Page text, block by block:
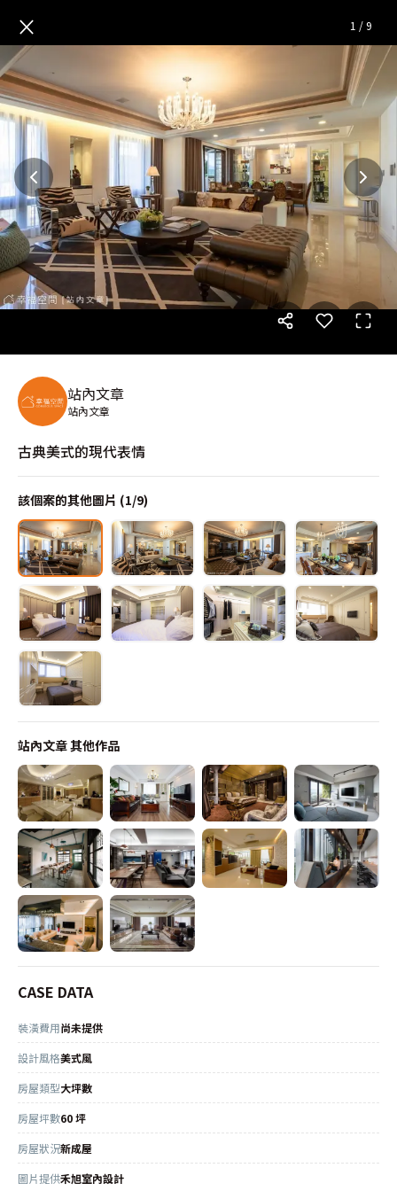
古典美式的現代表情 — 完整照
× 1 /9
站內文章
站內文章
古典美式的現代表情
該個案的其他圖片 (1/9)
站內文章其他作品
CASE DATA
裝潢費用尚未提供
設計風格美式風
房屋類型大坪數
房屋坪數60 坪
房屋狀況新成屋
圖片提供禾旭室內設計